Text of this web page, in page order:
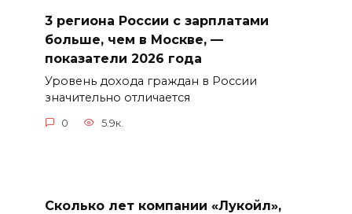
3 региона России с зарплатами
больше, чем в Москве, —
показатели 2026 года
Уровень дохода граждан в России
значительно отличается
0 5.9к.
Сколько лет компании «Лукойл»,